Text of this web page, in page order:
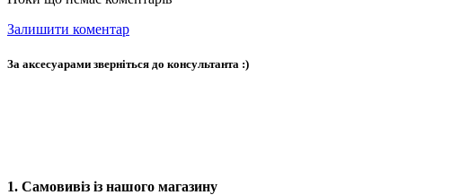
Залишити коментар
За аксесуарами зверніться до консультанта :)
1. Самовивіз із нашого магазину